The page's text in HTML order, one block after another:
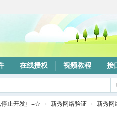
在线授权 视频教程 接
停止开发〗=☆ › 新秀网络验证 › 新秀网